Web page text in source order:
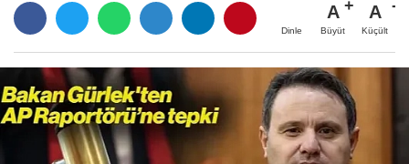
Dinle
A
Büyüt
A
Küçült